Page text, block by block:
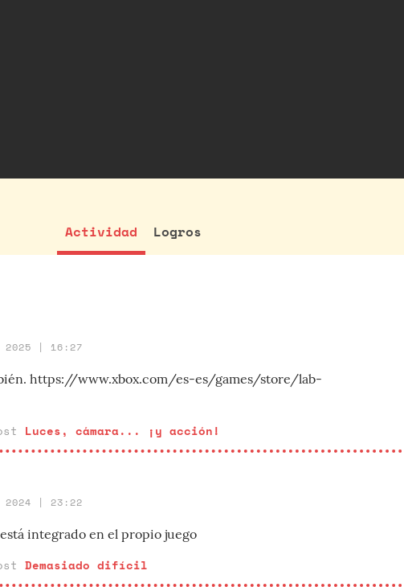
Actividad Logros
2025 | 16:27
https://www.xbox.com/es-es/games/store/lab-
Luces, cámara... ¡y acción!
2024 | 23:22
integrado en el propio juego
Demasiado difícil